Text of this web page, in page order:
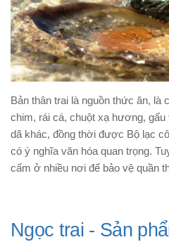
Bản thân trai là nguồn thức ăn, là
chim, rái cá, chuột xạ hương,
dã khác, đồng thời được Bộ lạc
có ý nghĩa văn hóa quan trọng.
cấm ở nhiều nơi để bảo vệ quần
Ngọc trai - Sản